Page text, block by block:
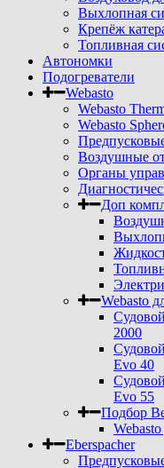
Выхлопная
Крепёж
Топливная
Автономки
Подогреватели
Webasto
Webasto
Webasto
Воздушные
Органы
Доп
Webasto
2000
Evo 40
Evo 55
Подбор
Eberspacher